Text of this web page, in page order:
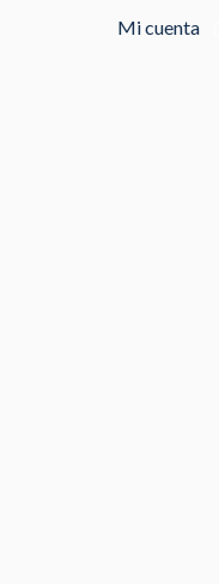
Mi cuenta